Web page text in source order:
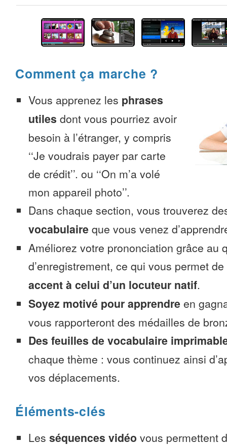
Comment ça marche ?
Vous apprenez les phrases
utiles dont vous pourriez avoir
besoin à l’étranger, y compris
‘‘Je voudrais payer par carte
de crédit’’. ou ‘‘On m’a volé
mon appareil photo’’.
Dans chaque section, vous trouverez
vocabulaire que vous venez
Améliorez votre prononciation grâce au
d’enregistrement, ce qui vous permet de
accent à celui d’un locuteur natif.
Soyez motivé pour apprendre en
vous rapporteront des médailles de
Des feuilles de vocabulaire
chaque thème : vous continuez ainsi
vos déplacements.
Éléments-clés
Les séquences vidéo vous permettent